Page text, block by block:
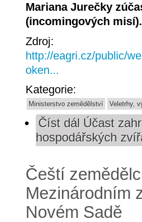
Mariana Jurečky
(incomingových misí).
Zdroj:
http://eagri.cz/public/
oken...
Kategorie:
Ministerstvo zemědělství Veletrhy,
Číst dál Účast
hospodářských
Čeští
Mezinárodním
Novém Sadě